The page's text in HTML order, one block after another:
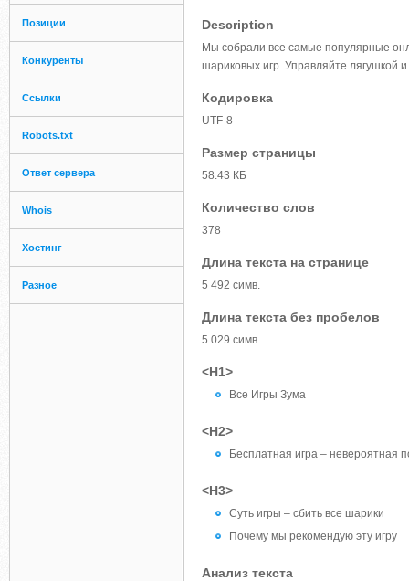
Позиции
Конкуренты
Ссылки
Robots.txt
Ответ сервера
Whois
Хостинг
Разное
Description
Мы собрали все самые популярные
шариковых игр. Управляйте лягушкой
Кодировка
UTF-8
Размер страницы
58.43 КБ
Количество слов
378
Длина текста на странице
5 492 симв.
Длина текста без пробелов
5 029 симв.
<H1>
Все Игры Зума
<H2>
Бесплатная игра – невероятная
<H3>
Суть игры – сбить все шарики
Почему мы рекомендую эту игру
Анализ текста